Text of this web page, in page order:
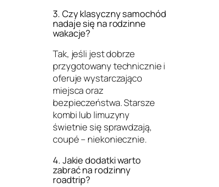
3. Czy klasyczny samochód
nadaje się na rodzinne
wakacje?
Tak, jeśli jest dobrze
przygotowany technicznie i
oferuje wystarczająco
miejsca oraz
bezpieczeństwa. Starsze
kombi lub limuzyny
świetnie się sprawdzają,
coupé – niekoniecznie.
4. Jakie dodatki warto
zabrać na rodzinny
roadtrip?